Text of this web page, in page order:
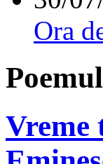
Ora
Vreme